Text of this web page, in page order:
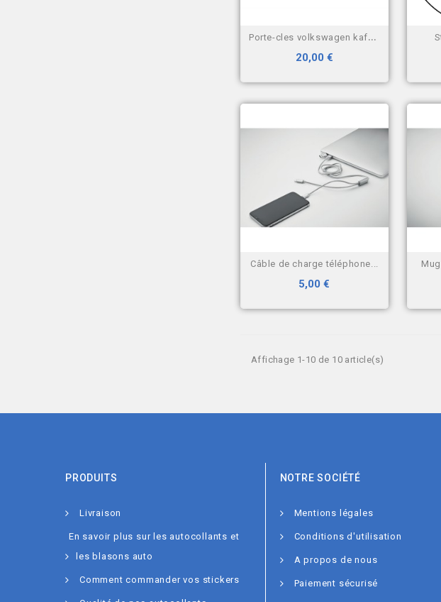
porte-cles volkswagen kafer...
20,00 €
câble de charge téléphone...
5,00 €
Affichage 1-10 de 10 article(s)
PRODUITS
Livraison
En savoir plus sur les autocollants et
les blasons auto
Comment commander vos stickers
NOTRE SOCIÉTÉ
Mentions légales
Conditions d'utilisation
A propos de nous
Paiement sécurisé